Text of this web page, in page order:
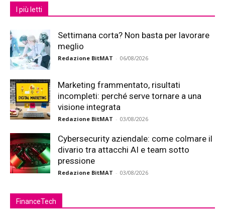
I più letti
Settimana corta? Non basta per lavorare
meglio
Redazione BitMAT - 06/08/2026
Marketing frammentato, risultati
incompleti: perché serve tornare a una
visione integrata
Redazione BitMAT - 03/08/2026
Cybersecurity aziendale: come colmare il
divario tra attacchi AI e team sotto
pressione
Redazione BitMAT - 03/08/2026
FinanceTech